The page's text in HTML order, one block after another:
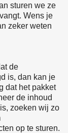
sturen we ze
Wens je
zeker weten
de
is, dan kan je
dat het pakket
de inhoud
zoeken wij zo
op te sturen.